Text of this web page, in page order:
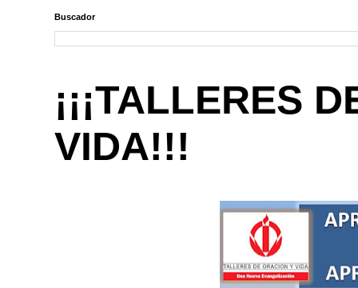
Buscador
¡¡¡TALLERES
VIDA!!!